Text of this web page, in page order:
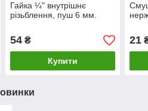
Гайка ¼" внутрішнє
різьблення, пуш 6 мм.
54₴
Купити
21